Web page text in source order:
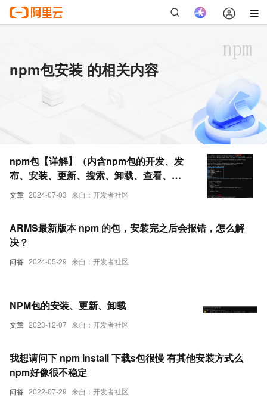
npm包安装 的相关内容
文章 2024-07-03 来自：开发者社区
npm包【详解】（内含npm包的开发、发
布、安装、更新、搜索、卸载、查看、版
本号更新规则、package.json详解等）
问答 2024-05-29 来自：开发者社区
ARMS最新版本 npm 的包，安装完之后会报错，怎么解
决？
文章 2023-12-07 来自：开发者社区
NPM包的安装、更新、卸载
问答 2022-07-29 来自：开发者社区
我想请问下 npm install 下载s包很慢 有其他安装方式么
npm好像很不稳定